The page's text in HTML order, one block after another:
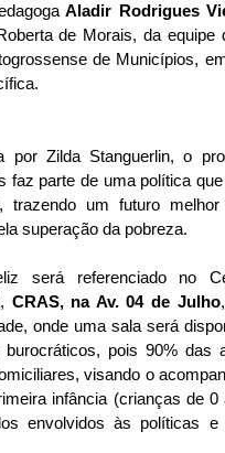
Aladir Rodrigues
de Morais, da equipe
de Municípios,
por Zilda Stanguerlin, o
faz parte de uma política
um futuro
superação da pobreza.
será referenciado no
CRAS, na Av. 04 de Julho
onde uma sala será
pois 90% das
visando o
infância (crianças de 0
envolvidos às políticas e